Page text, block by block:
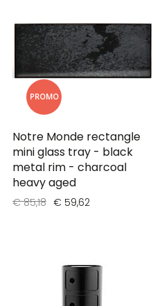
PROMO
Notre Monde rectangle
mini glass tray - black
metal rim - charcoal
heavy aged
€ 59,62
€ 85,18